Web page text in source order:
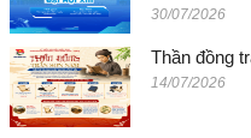
30/07/2026
Thần đồng
14/07/2026